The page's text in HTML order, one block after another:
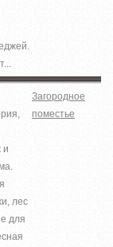
и
лес
для
Загородное
поместье